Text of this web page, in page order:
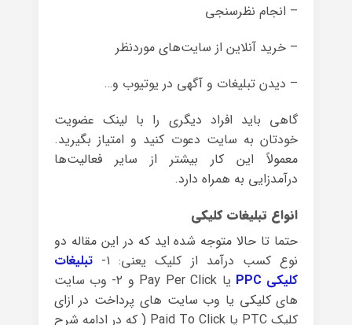
– انجام نظرسنجی
– خرید آنلاین از سایت‌های موردنظر
– دیدن تبلیغات و آگهی در یوتیوب و…
گاهی باید افراد دیگری را با لینک عضویت
خودتان به سایت دعوت کنید و امتیاز بگیرید.
معمولاً این کار بیشتر از سایر فعالیت‌ها
درآمدزایی به همراه دارد.
انواع تبلیغات کلیکی
حتما تا حالا متوجه شده اید که در این مقاله دو
نوع کسب درآمد از کلیک یعنی: ۱-
تبلیغات
کلیکی PPC
یا Pay Per Click و ۲- وب سایت
های کلیکی یا وب سایت های پرداخت در ازای
کلیک PTC یا Paid To Click ( که در ادامه شرح